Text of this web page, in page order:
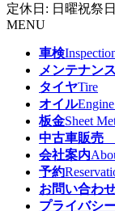
定休日: 日曜祝祭
MENU
車検
メンテナンス
タイヤTire
オイル
板金Sheet
中古車販売
会社案内
予約
お問い合わ
プライバシ